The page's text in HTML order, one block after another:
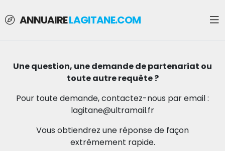
ANNUAIRELAGITANE.COM
Une question, une demande de partenariat ou
toute autre requête ?
Pour toute demande, contactez-nous par email :
lagitane@ultramail.fr
Vous obtiendrez une réponse de façon
extrêmement rapide.